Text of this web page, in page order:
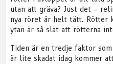
utan att gräva? Just det –
nya röret är helt tätt. Rötter
ytan är så slät att rötterna
Tiden är en tredje faktor
är lite skadat idag kommer